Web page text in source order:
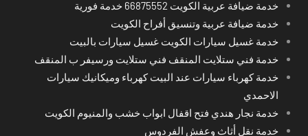
خدمة ضيافة عربية الكويت 66875552 خدمة فورية
خدمة ضيافة عربية وتنسيق أفراح الكويت
خدمة غسيل سيارات الكويت غسيل سيارات بالبيت
خدمة فني ستلايت المنقف فني ستلايت ورسيفر ب المنقف
خدمة كهرباء سيارات عند البيت كهرباء وميكانيك سيارات
الاحمدي
خدمة نجار هندي فتح اقفال ابواب خشب والمنيوم الكويت
خدمة نقل أثاث وعفش الفردوس